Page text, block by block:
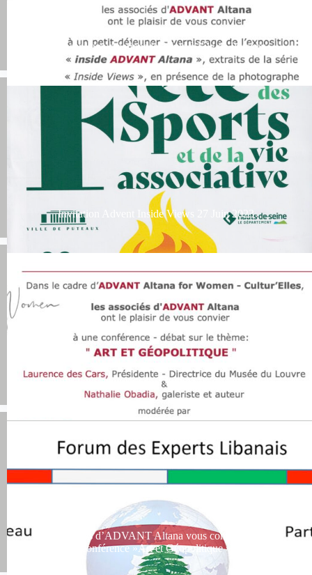
Exposer leurs créations le 3 Juin à l’île de Puteaux
Invitation Advent Inside Views 27 Juin 2023
Nous vous attendons le 3 Juin à l’île de Puteaux
Les associés d’ADVANT Altana vous convient à une
conférence »Art et Géopolitique »